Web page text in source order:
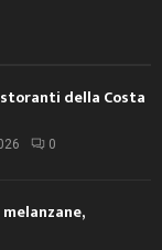
della Costa
0